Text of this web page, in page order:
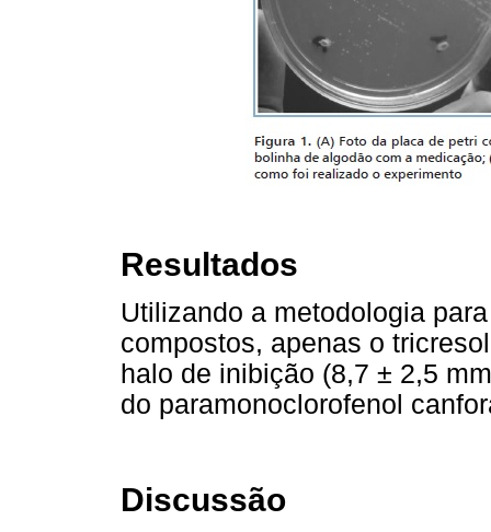
Resultados
Utilizando a metodologia
compostos, apenas o
halo de inibição (8,7 ± 2,5
do paramonoclorofenol
Discussão